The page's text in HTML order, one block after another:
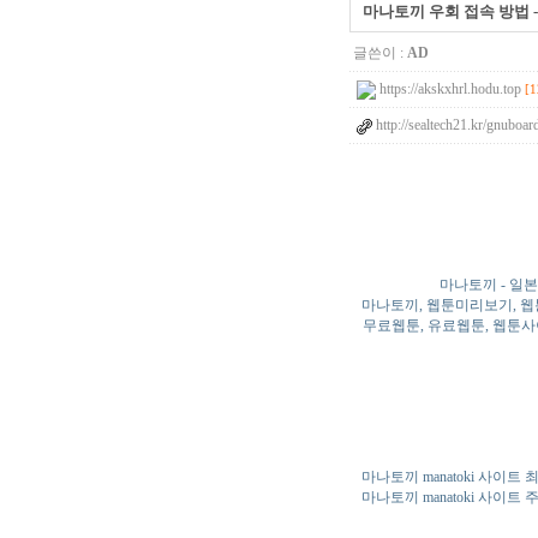
마나토끼 우회 접속 방법
글쓴이 : AD
https://akskxhrl.hodu.top
http://sealtech21.kr/
마나토끼 - 일
마나토끼, 웹툰미리보기,
무료웹툰, 유료웹툰, 웹툰
마나토끼 manatoki 사이트
마나토끼 manatoki 사이트